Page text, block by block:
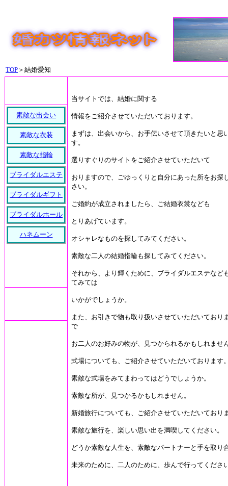
TOP ＞結婚愛知
当サイトでは、結婚に関する
情報をご紹介させていただいております。
まずは、出会いから、お手伝いさせて頂きたいと思
す。
選りすぐりのサイトをご紹介させていただいて
おりますので、ごゆっくりと自分にあった所をお探
さい。
ご婚約が成立されましたら、ご結婚衣裳なども
とりあげています。
オシャレなものを探してみてください。
素敵な二人の結婚指輪も探してみてください。
それから、より輝くために、ブライダルエステなど
てみては
いかがでしょうか。
また、お引きで物も取り扱いさせていただいており
で
お二人のお好みの物が、見つかられるかもしれませ
式場についても、ご紹介させていただいております
素敵な式場をみてまわってはどうでしょうか。
素敵な所が、見つかるかもしれません。
新婚旅行についても、ご紹介させていただいており
素敵な旅行を、楽しい思い出を満喫してください。
どうか素敵な人生を、素敵なパートナーと手を取り
未来のために、二人のために、歩んで行ってくださ
素敵な出会い
素敵な衣装
素敵な指輪
ブライダルエステ
ブライダルギフト
ブライダルホール
ハネムーン